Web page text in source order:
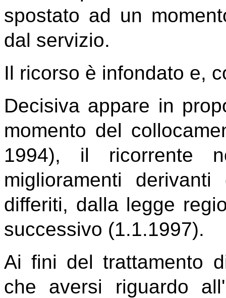
spostato ad un
dal servizio.
Il ricorso è infondato e,
Decisiva appare in
momento del
1994), il ricorrente
miglioramenti
differiti, dalla legge
successivo (1.1.1997).
Ai fini del trattamento
che aversi riguardo